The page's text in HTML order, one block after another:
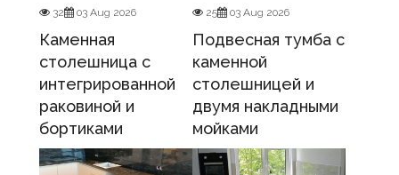
32 03 Aug 2026
Каменная
столешница с
интегрированной
раковиной и
бортиками
25 03 Aug 2026
Подвесная тумба с
каменной
столешницей и
двумя накладными
мойками